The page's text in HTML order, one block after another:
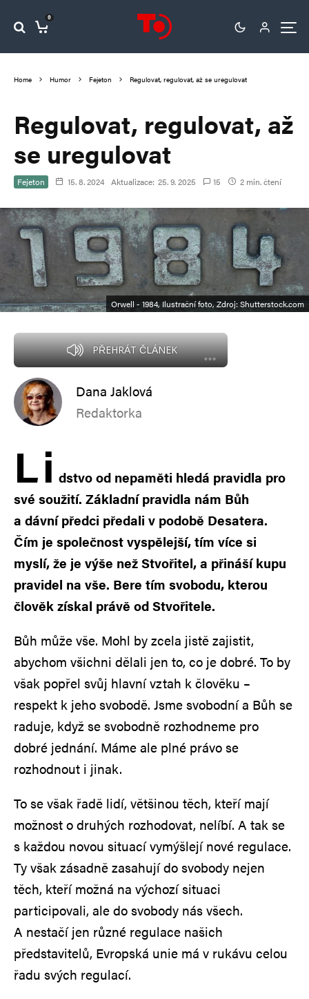
0
Home Humor Fejeton Regulovat, regulovat, až se uregulovat
Regulovat, regulovat, až
se uregulovat
Fejeton 15. 8. 2024 Aktualizace: 25. 9. 2025 15 2 min. čtení
Orwell - 1984, Ilustrační foto, Zdroj: Shutterstock.com
PŘEHRÁT ČLÁNEK
Dana Jaklová
Redaktorka
Li dstvo od nepaměti hledá pravidla pro
své soužití. Základní pravidla nám Bůh
a dávní předci předali v podobě Desatera.
Čím je společnost vyspělejší, tím více si
myslí, že je výše než Stvořitel, a přináší kupu
pravidel na vše. Bere tím svobodu, kterou
člověk získal právě od Stvořitele.
Bůh může vše. Mohl by zcela jistě zajistit,
abychom všichni dělali jen to, co je dobré. To by
však popřel svůj hlavní vztah k člověku –
respekt k jeho svobodě. Jsme svobodní a Bůh se
raduje, když se svobodně rozhodneme pro
dobré jednání. Máme ale plné právo se
rozhodnout i jinak.
To se však řadě lidí, většinou těch, kteří mají
možnost o druhých rozhodovat, nelíbí. A tak se
s každou novou situací vymýšlejí nové regulace.
Ty však zásadně zasahují do svobody nejen
těch, kteří možná na výchozí situaci
participovali, ale do svobody nás všech.
A nestačí jen různé regulace našich
představitelů, Evropská unie má v rukávu celou
řadu svých regulací.